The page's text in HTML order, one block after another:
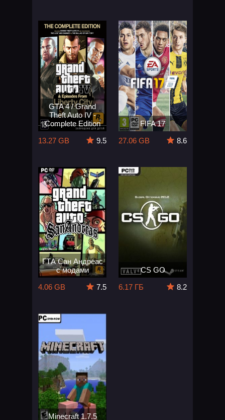
GTA 4 / Grand
Theft Auto IV -
Complete Edition
13.27 GB
9.5
FIFA 17
27.06 GB
8.6
ГТА Сан Андреас
с модами
4.06 GB
7.5
CS GO
6.17 ГБ
8.2
Minecraft 1.7.5